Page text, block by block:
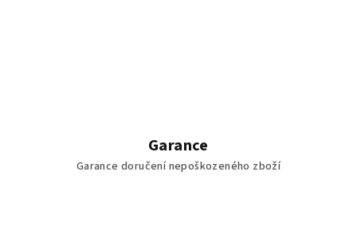
Garance
Garance doručení nepoškozeného zboží